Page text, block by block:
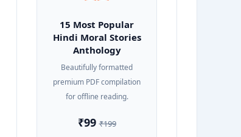
15 Most Popular
Hindi Moral Stories
Anthology
Beautifully formatted
premium PDF compilation
for offline reading.
₹99₹199